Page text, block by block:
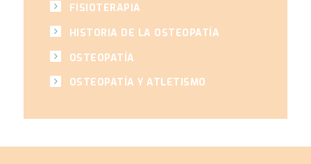
FISIOTERAPIA
HISTORIA DE LA OSTEOPATÍA
OSTEOPATÍA
OSTEOPATÍA Y ATLETISMO